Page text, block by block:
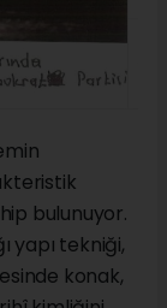
bulunuyor.
yapı tekniği,
konak,